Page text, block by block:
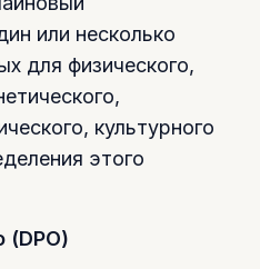
или несколько
для физического,
культурного
этого
(DPO)